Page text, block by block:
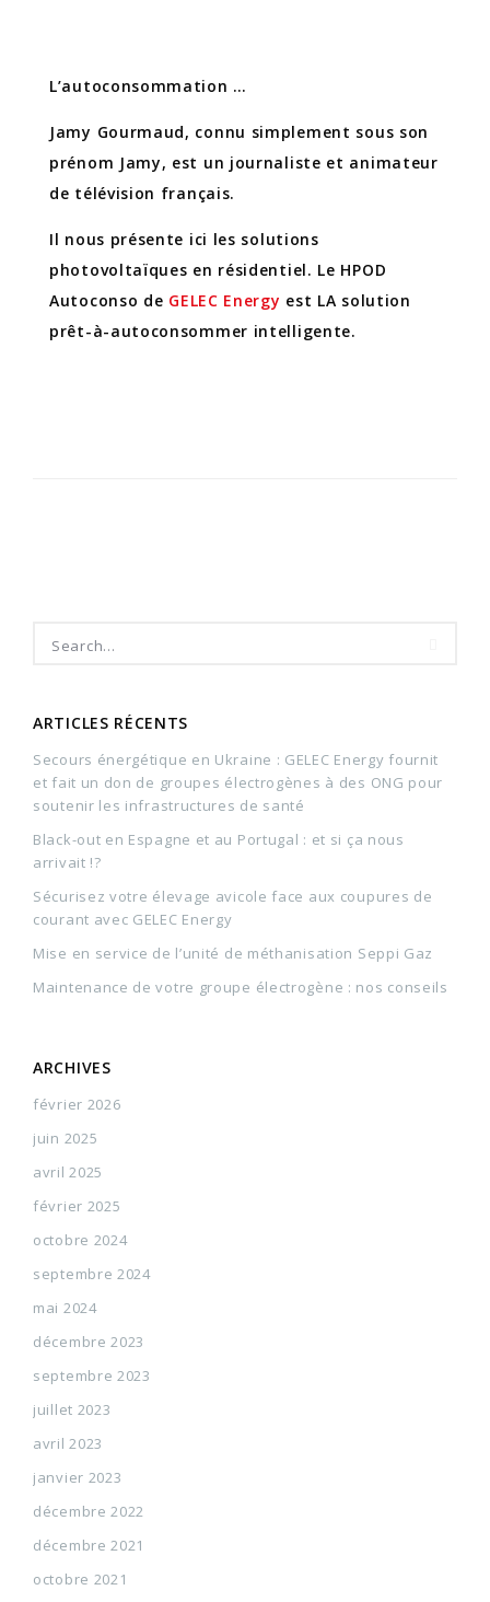
L’autoconsommation …
Jamy Gourmaud, connu simplement sous son
prénom Jamy, est un journaliste et animateur
de télévision français.
Il nous présente ici les solutions
photovoltaïques en résidentiel. Le HPOD
Autoconso de GELEC Energy est LA solution
prêt-à-autoconsommer intelligente.
ARTICLES RÉCENTS
Secours énergétique en Ukraine : GELEC Energy fournit
et fait un don de groupes électrogènes à des ONG pour
soutenir les infrastructures de santé
Black-out en Espagne et au Portugal : et si ça nous
arrivait !?
Sécurisez votre élevage avicole face aux coupures de
courant avec GELEC Energy
Mise en service de l’unité de méthanisation Seppi Gaz
Maintenance de votre groupe électrogène : nos conseils
ARCHIVES
février 2026
juin 2025
avril 2025
février 2025
octobre 2024
septembre 2024
mai 2024
décembre 2023
septembre 2023
juillet 2023
avril 2023
janvier 2023
décembre 2022
décembre 2021
octobre 2021